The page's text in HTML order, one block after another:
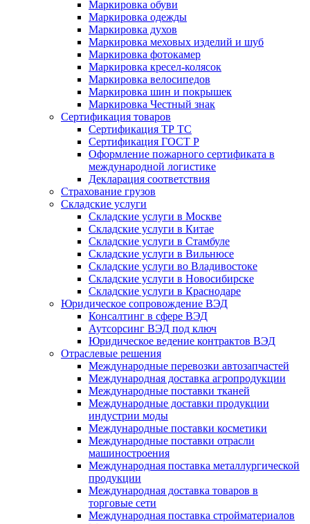
Маркировка обуви
Маркировка одежды
Маркировка духов
Маркировка меховых изделий и шуб
Маркировка фотокамер
Маркировка кресел-колясок
Маркировка велосипедов
Маркировка шин и покрышек
Маркировка Честный знак
Сертификация товаров
Сертификация ТР ТС
Сертификация ГОСТ Р
Оформление пожарного сертификата в
международной логистике
Декларация соответствия
Страхование грузов
Складские услуги
Складские услуги в Москве
Складские услуги в Китае
Складские услуги в Стамбуле
Складские услуги в Вильнюсе
Складские услуги во Владивостоке
Складские услуги в Новосибирске
Складские услуги в Краснодаре
Юридическое сопровождение ВЭД
Консалтинг в сфере ВЭД
Аутсорсинг ВЭД под ключ
Юридическое ведение контрактов ВЭД
Отраслевые решения
Международные перевозки автозапчастей
Международная доставка агропродукции
Международные поставки тканей
Международные доставки продукции
индустрии моды
Международные поставки косметики
Международные поставки отрасли
машиностроения
Международная поставка металлургической
продукции
Международная доставка товаров в
торговые сети
Международная поставка стройматериалов